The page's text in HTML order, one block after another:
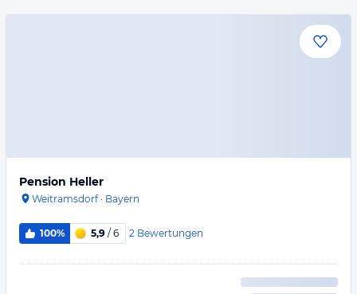
Pension Heller
Weitramsdorf· Bayern
100% 5,9 / 6 2 Bewertungen